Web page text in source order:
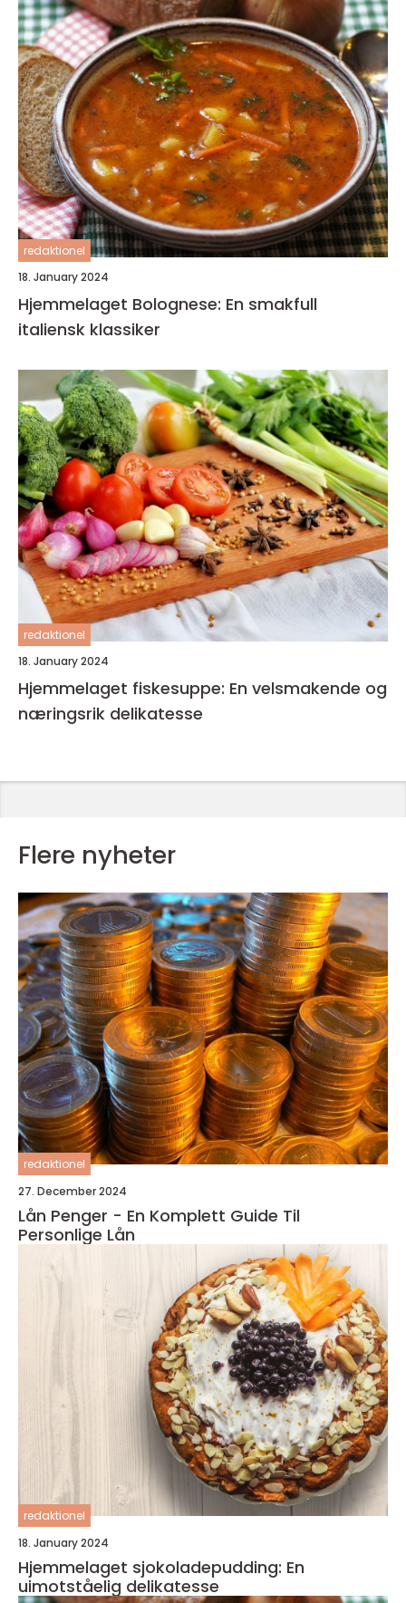
redaktionel
18. January 2024
Hjemmelaget Bolognese: En smakfull
italiensk klassiker
redaktionel
18. January 2024
Hjemmelaget fiskesuppe: En velsmakende og
næringsrik delikatesse
Flere nyheter
redaktionel
27. December 2024
Lån Penger - En Komplett Guide Til
Personlige Lån
redaktionel
18. January 2024
Hjemmelaget sjokoladepudding: En
uimotståelig delikatesse